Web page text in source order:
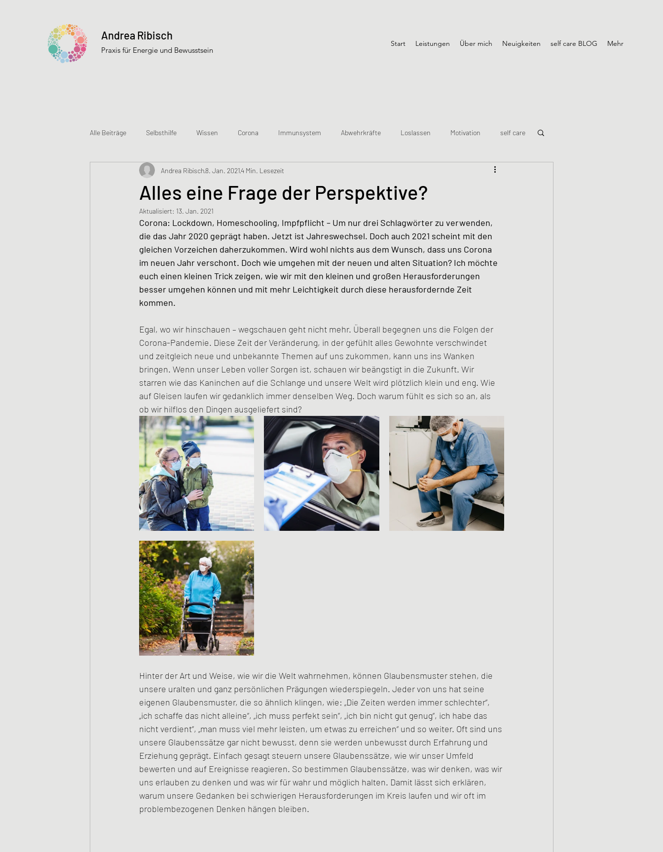
Andrea Ribisch
Praxis für Energie und Bewusstsein
Start Leistungen Über mich Neuigkeiten self care BLOG Mehr
Alle Beiträge Selbsthilfe Wissen Corona Immunsystem Abwehrkräfte Loslassen Motivation self care
Dramadynamik Mindset
Alles eine Frage der Perspektive?
Andrea Ribisch8. Jan. 20214 Min. Lesezeit
Aktualisiert: 13. Jan. 2021
Corona: Lockdown, Homeschooling, Impfpflicht – Um nur drei Schlagwörter zu verwenden,
die das Jahr 2020 geprägt haben. Jetzt ist Jahreswechsel. Doch auch 2021 scheint mit den
gleichen Vorzeichen daherzukommen. Wird wohl nichts aus dem Wunsch, dass uns Corona
im neuen Jahr verschont. Doch wie umgehen mit der neuen und alten Situation? Ich möchte
euch einen kleinen Trick zeigen, wie wir mit den kleinen und großen Herausforderungen
besser umgehen können und mit mehr Leichtigkeit durch diese herausfordernde Zeit
kommen.
Egal, wo wir hinschauen – wegschauen geht nicht mehr. Überall begegnen uns die Folgen der
Corona-Pandemie. Diese Zeit der Veränderung, in der gefühlt alles Gewohnte verschwindet
und zeitgleich neue und unbekannte Themen auf uns zukommen, kann uns ins Wanken
bringen. Wenn unser Leben voller Sorgen ist, schauen wir beängstigt in die Zukunft. Wir
starren wie das Kaninchen auf die Schlange und unsere Welt wird plötzlich klein und eng. Wie
auf Gleisen laufen wir gedanklich immer denselben Weg. Doch warum fühlt es sich so an, als
ob wir hilflos den Dingen ausgeliefert sind?
Hinter der Art und Weise, wie wir die Welt wahrnehmen, können Glaubensmuster stehen, die
unsere uralten und ganz persönlichen Prägungen wiederspiegeln. Jeder von uns hat seine
eigenen Glaubensmuster, die so ähnlich klingen, wie: „Die Zeiten werden immer schlechter“,
„ich schaffe das nicht alleine“, „ich muss perfekt sein“, „ich bin nicht gut genug“, ich habe das
nicht verdient“, „man muss viel mehr leisten, um etwas zu erreichen“ und so weiter. Oft sind uns
unsere Glaubenssätze gar nicht bewusst, denn sie werden unbewusst durch Erfahrung und
Erziehung geprägt. Einfach gesagt steuern unsere Glaubenssätze, wie wir unser Umfeld
bewerten und auf Ereignisse reagieren. So bestimmen Glaubenssätze, was wir denken, was wir
uns erlauben zu denken und was wir für wahr und möglich halten. Damit lässt sich erklären,
warum unsere Gedanken bei schwierigen Herausforderungen im Kreis laufen und wir oft im
problembezogenen Denken hängen bleiben.